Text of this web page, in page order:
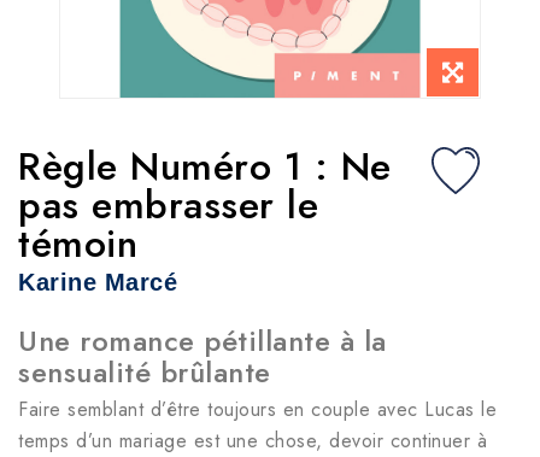
Règle Numéro 1 : Ne
pas embrasser le
témoin
Karine Marcé
Une romance pétillante à la
sensualité brûlante
Faire semblant d’être toujours en couple avec Lucas le
temps d’un mariage est une chose, devoir continuer à